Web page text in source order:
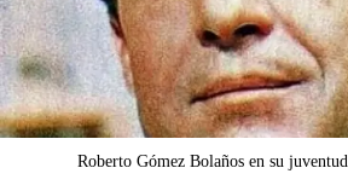
Roberto Gómez Bolaños en su juventud.